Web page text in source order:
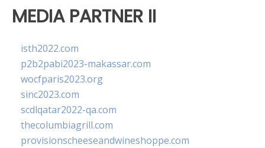
MEDIA PARTNER II
isth2022.com
p2b2pabi2023-makassar.com
wocfparis2023.org
sinc2023.com
scdlqatar2022-qa.com
thecolumbiagrill.com
provisionscheeseandwineshoppe.com